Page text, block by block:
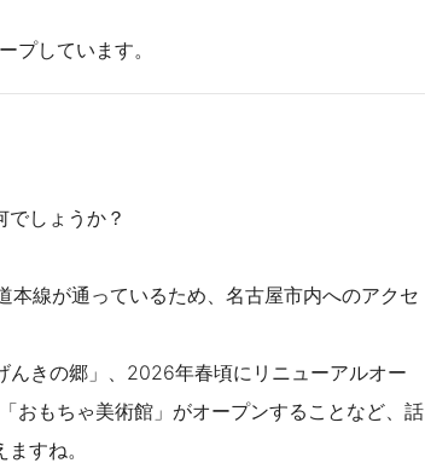
プしています。
しょうか？
線が通っているため、名古屋市内へのアクセ
んきの郷」、 2026年春頃にリニューアルオー
おもちゃ美術館」がオープンすることなど、話
すね。